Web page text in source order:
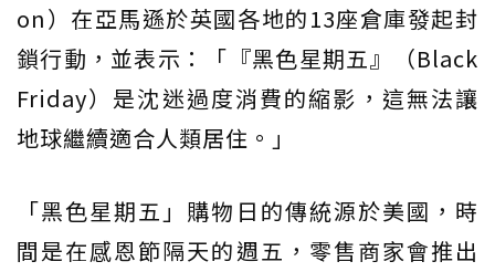
on）在亞馬遜於英國各地的13座倉庫發起封
鎖行動，並表示：「『黑色星期五』（Black
Friday）是沈迷過度消費的縮影，這無法讓
地球繼續適合人類居住。」
「黑色星期五」購物日的傳統源於美國，時
間是在感恩節隔天的週五，零售商家會推出